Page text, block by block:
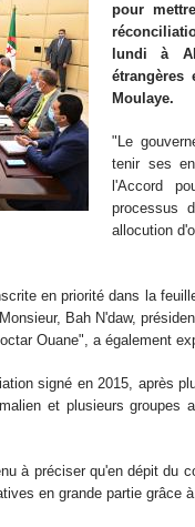
pour
lundi à
étrangères
Moulaye.
"Le
tenir ses
l'Accord
processus
allocution
en priorité dans la
Bah N'daw,
Ouane", a également
signé en 2015, après
et plusieurs groupes
à préciser qu'en dépit du
en grande partie grâce